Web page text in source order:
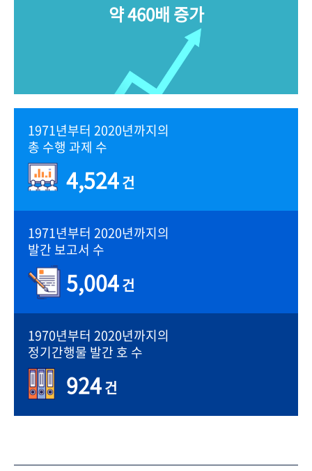
약 460배 증가
1971년부터 2020년까지의
총 수행 과제 수
4,524건
1971년부터 2020년까지의
발간 보고서 수
5,004건
1970년부터 2020년까지의
정기간행물 발간 호 수
924건